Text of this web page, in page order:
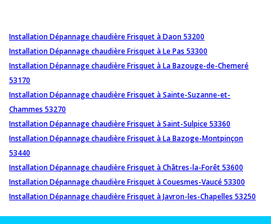
Installation Dépannage chaudière Frisquet à Daon 53200
Installation Dépannage chaudière Frisquet à Le Pas 53300
Installation Dépannage chaudière Frisquet à La Bazouge-de-Chemeré
53170
Installation Dépannage chaudière Frisquet à Sainte-Suzanne-et-
Chammes 53270
Installation Dépannage chaudière Frisquet à Saint-Sulpice 53360
Installation Dépannage chaudière Frisquet à La Bazoge-Montpinçon
53440
Installation Dépannage chaudière Frisquet à Châtres-la-Forêt 53600
Installation Dépannage chaudière Frisquet à Couesmes-Vaucé 53300
Installation Dépannage chaudière Frisquet à Javron-les-Chapelles 53250